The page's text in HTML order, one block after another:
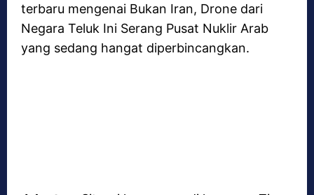
terbaru mengenai Bukan Iran, Drone dari
Negara Teluk Ini Serang Pusat Nuklir Arab
yang sedang hangat diperbincangkan.